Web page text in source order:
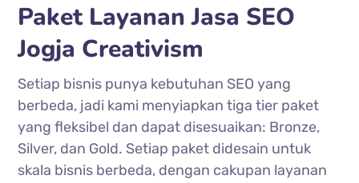
Paket Layanan Jasa SEO
Jogja Creativism
Setiap bisnis punya kebutuhan SEO yang
berbeda, jadi kami menyiapkan tiga tier paket
yang fleksibel dan dapat disesuaikan: Bronze,
Silver, dan Gold. Setiap paket didesain untuk
skala bisnis berbeda, dengan cakupan layanan